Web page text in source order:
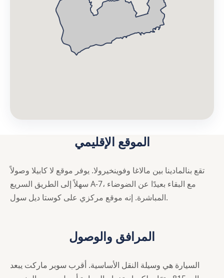
الموقع الإقليمي
تقع بنالمادينا بين مالاغا وفوينخيرولا. يوفر موقع لا كابيلا وصولاً
سهلاً إلى الطريق السريع A-7، مع البقاء بعيدًا عن الضوضاء
المباشرة. إنه موقع مركزي على كوستا ديل سول.
المرافق والوصول
السيارة هي وسيلة النقل الأساسية. أقرب سوبر ماركت يبعد